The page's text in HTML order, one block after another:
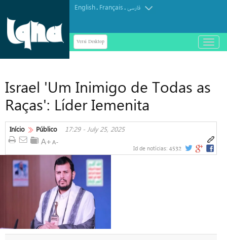
English. Français.فارسی
Versi Desktop
باز
و
منوIsrael 'Um Inimigo de Todas as
Raças': Líder Iemenita
Início Público 17:29 - July 25, 2025
Id de notícias: 4532